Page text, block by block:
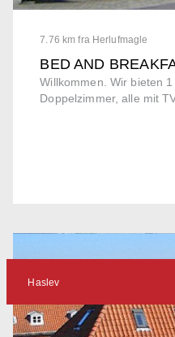
7.76 km fra Herlufmagle
BED AND
Willkommen. Wir bieten
Doppelzimmer, alle mit
Haslev